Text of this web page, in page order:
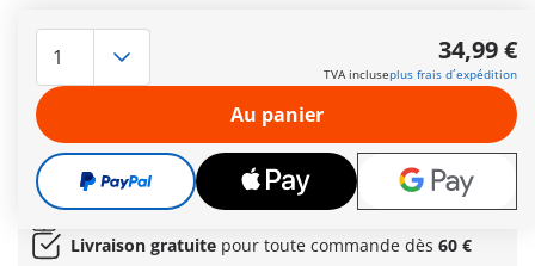
of Waterfall, est une adepte des réseaux sociaux et très
intéressée par la mode. Au moment de la douche de Lioness,
sa jument Lusitanien, elle s’assure de prendre beaucoup de
photos. Comprend Isabella, Lioness et un box de douche
fonctionnel pour chevaux.
Autres informations
Le délai normalde livraison 4 à 7 jours ouvrés
Livraison gratuite pour toute commande dès 60 €
34,99 €
TVA incluseplus frais d´expédition
Au panier